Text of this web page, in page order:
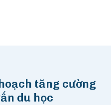
tăng cường
du học